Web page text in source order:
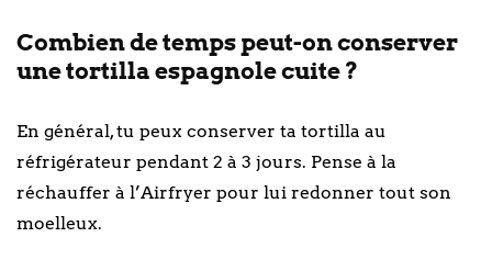
Combien de temps peut-on conserver
une tortilla espagnole cuite ?
En général, tu peux conserver ta tortilla au
réfrigérateur pendant 2 à 3 jours. Pense à la
réchauffer à l’Airfryer pour lui redonner tout son
moelleux.